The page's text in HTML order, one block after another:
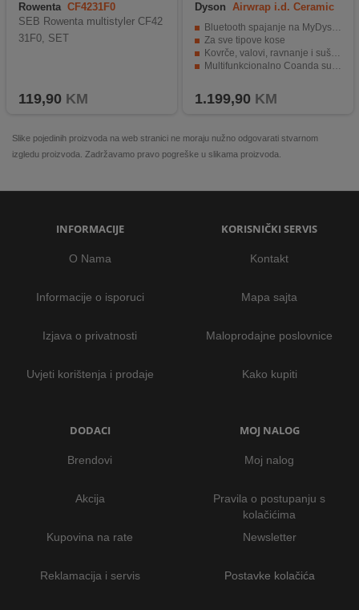
Rowenta CF4231F0
SEB Rowenta multistyler CF42
31F0, SET
119,90 KM
Dyson Airwrap i.d. Ceramic
Bluetooth spajanje na MyDyson aplikaciju
Za sve tipove kose
Kovrče, valovi, ravnanje i sušenje
Multifunkcionalno Coanda sušilo
1.199,90 KM
Slike pojedinih proizvoda na web stranici ne moraju nužno odgovarati stvarnom
izgledu proizvoda. Zadržavamo pravo pogreške u slikama proizvoda.
INFORMACIJE
O Nama
Informacije o isporuci
Izjava o privatnosti
Uvjeti korištenja i prodaje
KORISNIČKI SERVIS
Kontakt
Mapa sajta
Maloprodajne poslovnice
Kako kupiti
DODACI
Brendovi
Akcija
Kupovina na rate
Reklamacija i servis
MOJ NALOG
Moj nalog
Pravila o postupanju s
kolačićima
Newsletter
Postavke kolačića